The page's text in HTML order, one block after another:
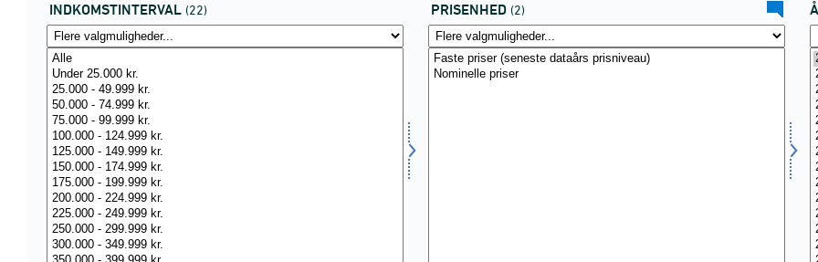
INDKOMSTINTERVAL (22) PRISENHED (2)